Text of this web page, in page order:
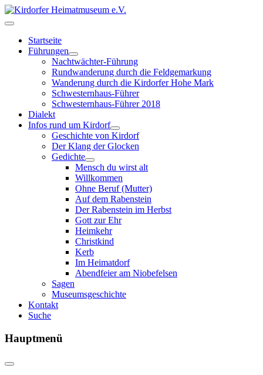
Startseite
Führungen
Nachtwächter-Führung
Rundwanderung durch die Feldgemarkung
Wanderung durch die Kirdorfer Hohe Mark
Schwesternhaus-Führer
Schwesternhaus-Führer 2018
Dialekt
Infos rund um Kirdorf
Geschichte von Kirdorf
Der Klang der Glocken
Gedichte
Mensch du wirst alt
Willkommen
Ohne Beruf (Mutter)
Auf dem Rabenstein
Der Rabenstein im Herbst
Gott zur Ehr
Heimkehr
Christkind
Kerb
Im Heimatdorf
Abendfeier am Niobefelsen
Sagen
Museumsgeschichte
Kontakt
Suche
Hauptmenü